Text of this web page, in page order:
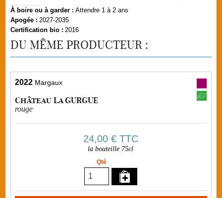
À boire ou à garder : Attendre 1 à 2 ans
Apogée : 2027-2035
Certification bio : 2016
DU MÊME PRODUCTEUR :
2022 Margaux
Château La GURGUE
rouge
24,00 €TTC
la bouteille 75cl
Qté